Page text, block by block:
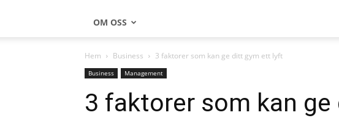
OM OSS
Hem Business 3 faktorer som kan ge ditt gym ett lyft
Business Management
3 faktorer som kan